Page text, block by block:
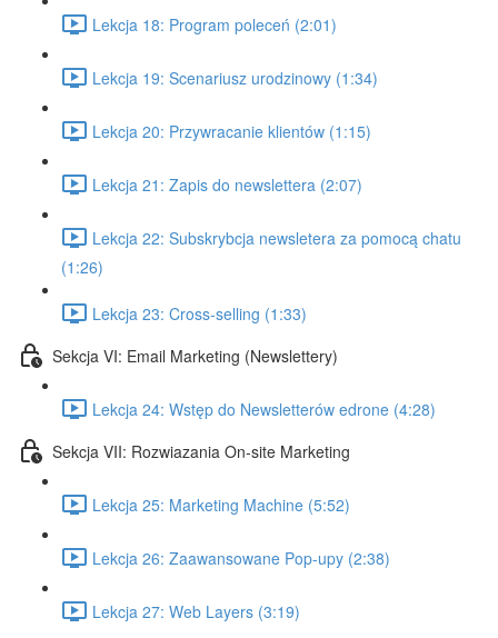
Lekcja 18: Program poleceń (2:01)
Lekcja 19: Scenariusz urodzinowy (1:34)
Lekcja 20: Przywracanie klientów (1:15)
Lekcja 21: Zapis do newslettera (2:07)
Lekcja 22: Subskrybcja newsletera za pomocą chatu
(1:26)
Lekcja 23: Cross-selling (1:33)
Sekcja VI: Email Marketing (Newslettery)
Lekcja 24: Wstęp do Newsletterów edrone (4:28)
Sekcja VII: Rozwiazania On-site Marketing
Lekcja 25: Marketing Machine (5:52)
Lekcja 26: Zaawansowane Pop-upy (2:38)
Lekcja 27: Web Layers (3:19)